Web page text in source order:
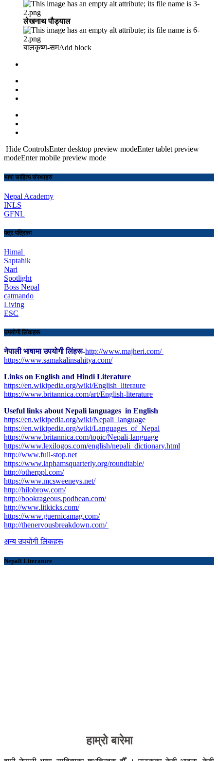
लेखनाथ पौड्याल
बालकृष्ण-सम Add block
Hide ControlsEnter desktop preview modeEnter tablet preview
modeEnter mobile preview mode
भाषा साहित्य संस्थाहरु
Nepal Academy
INLS
GFNL
पत्र पत्रिका
Himal
Saptahik
Nari
Spotlight
Boss Nepal
catmando
Living
ESC
उपयोगी लिंकहरू
नेपाली भाषामा उपयोगी लिंहरू-http://www.majheri.com/
https://www.samakalinsahitya.com/
Links on English and Hindi Literature
https://en.wikipedia.org/wiki/English_literaure
https://www.britannica.com/art/English-literature
Useful links about Nepali languages in English
https://en.wikipedia.org/wiki/Nepali_language
https://en.wikipedia.org/wiki/Languages_of_Nepal
https://www.britannica.com/topic/Nepali-language
https://www.lexilogos.com/english/nepali_dictionary.html
​http://www.full-stop.net
https://www.laphamsquarterly.org/roundtable/
http://otherppl.com/
https://www.mcsweeneys.net/
http://hilobrow.com/
http://bookrageous.podbean.com/
http://www.litkicks.com/
https://www.guernicamag.com/
http://thenervousbreakdown.com/
अन्य उपयोगी लिंकहरू
Nepali Literature
हाम्रो बारेमा